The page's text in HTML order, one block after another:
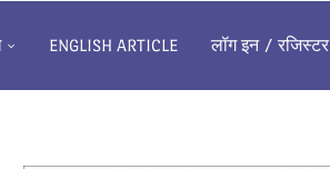
ENGLISH ARTICLE लॉग इन / रजिस्टर